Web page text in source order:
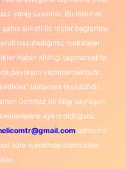
etmiş sayılırlar. Bu internet
şirketi ile hiçbir bağlantısı
hazırladığımız makaleler
haber niteliği taşımamakta
paylaşım yapılmamaktadır.
tamamen tesadüfidir.
ücretsiz bir bilgi paylaşım
aykırı olduğunu
adresine
süre içerisinde sitemizden